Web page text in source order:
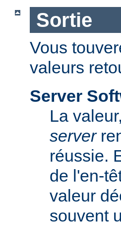
Sortie
Vous
valeurs
Server
La
server
réussie.
de l'en-
valeur
souvent